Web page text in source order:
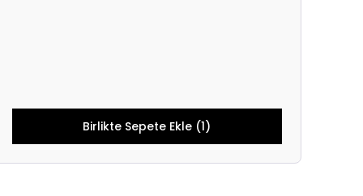
Birlikte Sepete Ekle (1)